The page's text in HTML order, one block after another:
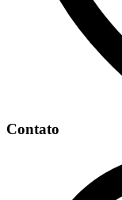
Contato